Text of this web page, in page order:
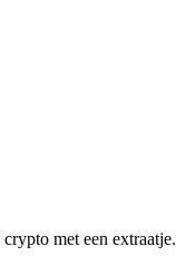
met een extraatje.